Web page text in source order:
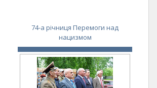
74-а річниця Перемоги над
нацизмом